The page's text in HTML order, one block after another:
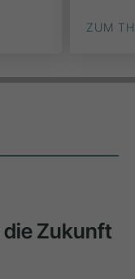
ZUM
die Zukunft